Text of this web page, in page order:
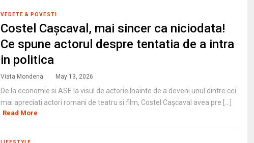
VEDETE & POVESTI
Costel Cașcaval, mai sincer ca niciodata!
Ce spune actorul despre tentatia de a intra
in politica
Viata Mondena May 13, 2026
De la economie si ASE la visul de actorie Inainte de a deveni unul dintre cei
mai apreciati actori romani de teatru si film, Costel Cașcaval avea pre [...]
Read More